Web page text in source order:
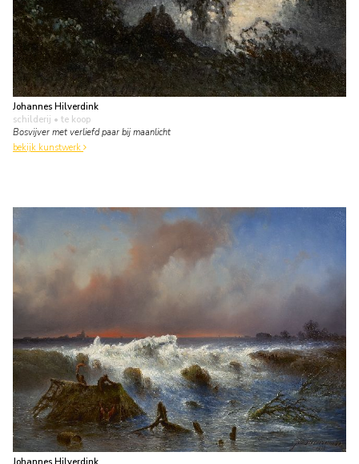
Johannes Hilverdink
schilderij • te koop
Bosvijver met verliefd paar bij maanlicht
bekijk kunstwerk